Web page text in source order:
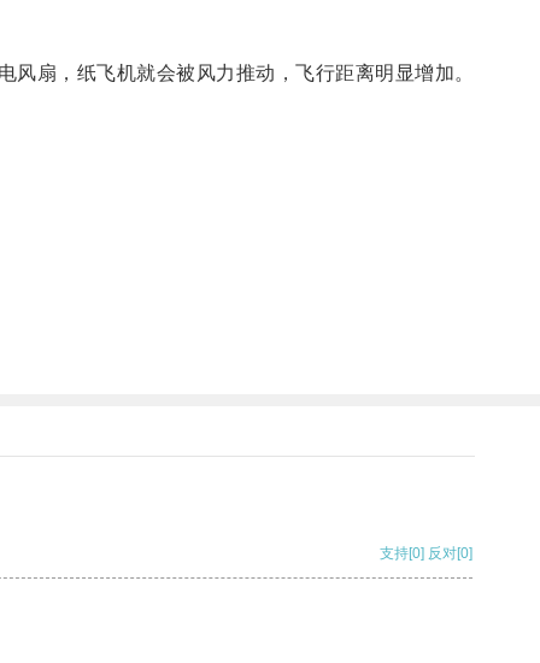
扇，纸飞机就会被风力推动，飞行距离明显增加。
支持[0] 反对[0]